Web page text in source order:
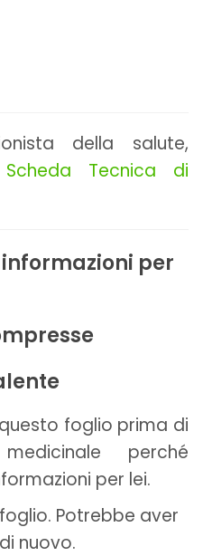
della salute,
Scheda Tecnica di
per
foglio prima di
perché
per lei.
Potrebbe aver
nuovo.